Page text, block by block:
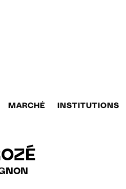
MARCHÉ INSTITUTIONS